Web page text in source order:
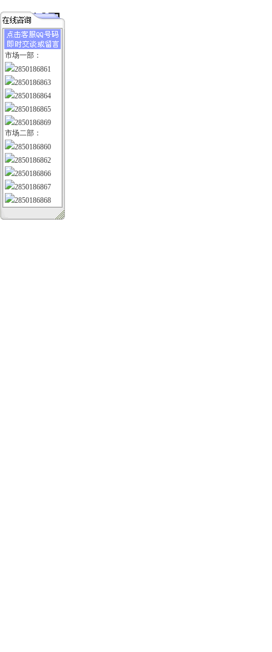
市场一部：
2850186861
2850186863
2850186864
2850186865
2850186869
市场二部：
2850186860
2850186862
2850186866
2850186867
2850186868